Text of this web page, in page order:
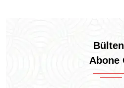
Abone